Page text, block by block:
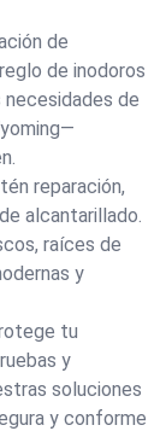
de
de inodoros
de
reparación,
alcantarillado.
raíces de
y
tu
y
soluciones
y conforme